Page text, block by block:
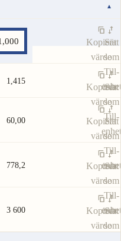
enhet
▾
Kopiera
värde
Sätt
som
Till-
enhet
1,415
Kopiera
värde
Sätt
som
Till-
enhet
60,00
Kopiera
värde
Sätt
som
Till-
enhet
778,2
Kopiera
värde
Sätt
som
Till-
enhet
3 600
Kopiera
värde
Sätt
som